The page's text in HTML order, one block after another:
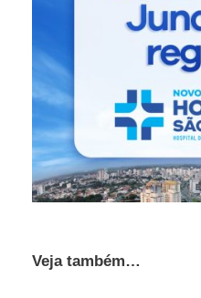
Veja também…